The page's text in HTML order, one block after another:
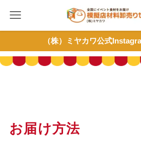
（株）ミヤカワ公式
お届け方法